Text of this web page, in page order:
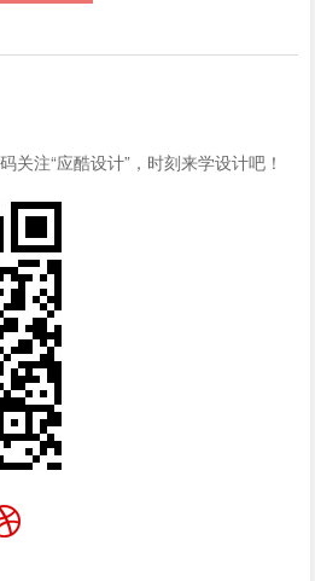
关注“应酷设计”，时刻来学设计吧！